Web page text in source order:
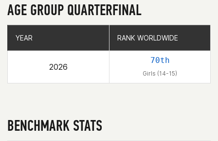
AGE GROUP QUARTERFINAL
YEAR RANK WORLDWIDE
2026
70th
Girls (14-15)
YEAR RANK WORLDWIDE
BENCHMARK STATS